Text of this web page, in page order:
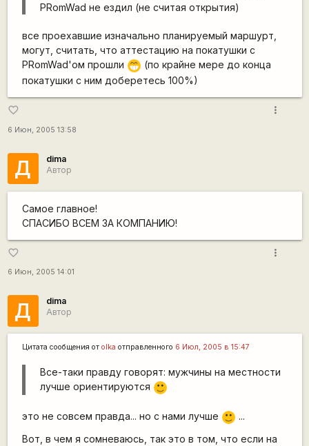
PRomWad не ездил (не считая открытия)
все проехавшие изначально планируемый маршурт,
могут, считать, что аттестацию на покатушки с
PRomWad'ом прошли ;D (по крайне мере до конца
покатушки с ним доберетесь 100%)
favorite_border
6 Июн, 2005 13:58
more_vert
Д
dima
Автор
Самое главное!
СПАСИБО ВСЕМ ЗА КОМПАНИЮ!
favorite_border
6 Июн, 2005 14:01
more_vert
Д
dima
Автор
Цитата сообщения от olka отправленного 6 Июл, 2005 в 15:47
Все-таки правду говорят: мужчины на местности
лучше ориентируются
:)
это не совсем правда... но с нами лучше :)
...
Вот, в чем я сомневаюсь, так это в том, что если на